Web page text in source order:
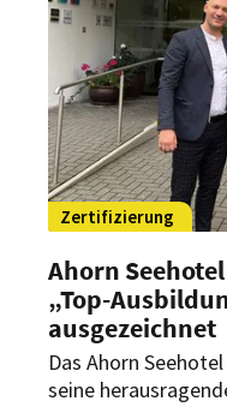
Zertifizierung
Ahorn
„Top-
ausgezeichnet
Das Ahorn
seine